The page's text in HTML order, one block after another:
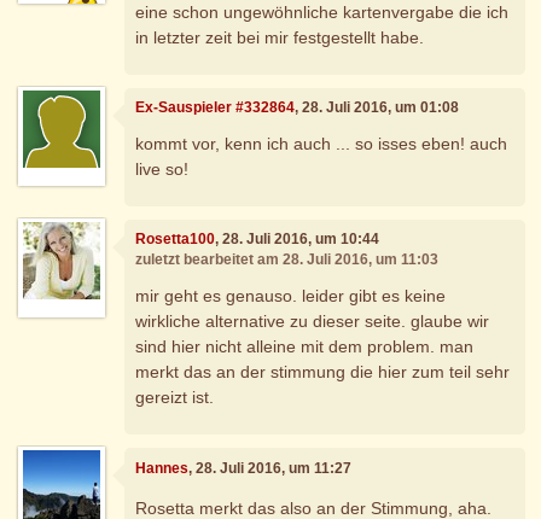
eine schon ungewöhnliche kartenvergabe die ich
in letzter zeit bei mir festgestellt habe.
Ex-Sauspieler #332864, 28. Juli 2016, um 01:08
kommt vor, kenn ich auch ... so isses eben! auch
live so!
Rosetta100, 28. Juli 2016, um 10:44
zuletzt bearbeitet am 28. Juli 2016, um 11:03
mir geht es genauso. leider gibt es keine
wirkliche alternative zu dieser seite. glaube wir
sind hier nicht alleine mit dem problem. man
merkt das an der stimmung die hier zum teil sehr
gereizt ist.
Hannes, 28. Juli 2016, um 11:27
Rosetta merkt das also an der Stimmung, aha.